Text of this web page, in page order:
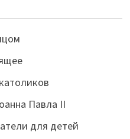
Павла II
для детей